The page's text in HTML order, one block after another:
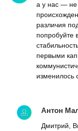
а у нас — не
различия
попробуйте
первыми
изменилось
Антон
Дмитрий,